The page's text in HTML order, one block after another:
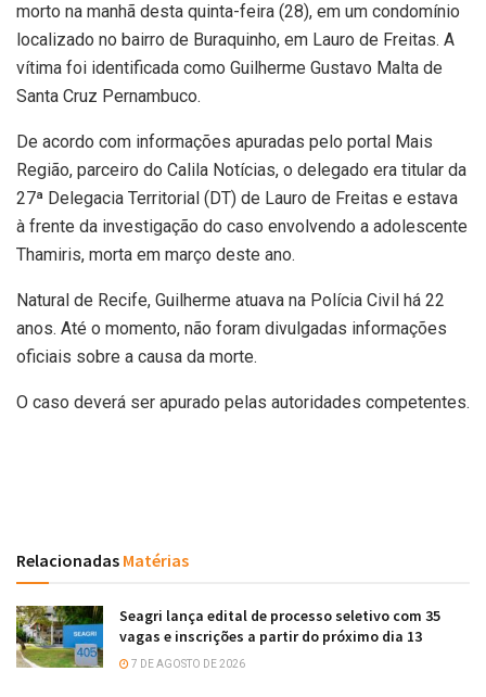
morto na manhã desta quinta-feira (28), em um condomínio
localizado no bairro de Buraquinho, em Lauro de Freitas. A
vítima foi identificada como Guilherme Gustavo Malta de
Santa Cruz Pernambuco.
De acordo com informações apuradas pelo portal Mais
Região, parceiro do Calila Notícias, o delegado era titular da
27ª Delegacia Territorial (DT) de Lauro de Freitas e estava
à frente da investigação do caso envolvendo a adolescente
Thamiris, morta em março deste ano.
Natural de Recife, Guilherme atuava na Polícia Civil há 22
anos. Até o momento, não foram divulgadas informações
oficiais sobre a causa da morte.
O caso deverá ser apurado pelas autoridades competentes.
Relacionadas Matérias
Seagri lança edital de processo seletivo com 35
vagas e inscrições a partir do próximo dia 13
7 DE AGOSTO DE 2026